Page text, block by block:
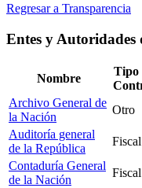
Regresar a Transparencia
Entes y Autoridades
Nombre
Tipo
Archivo General de
la Nación
Otro
Auditoría general
de la República
Fiscal
Contaduría General
de la Nación
Fiscal